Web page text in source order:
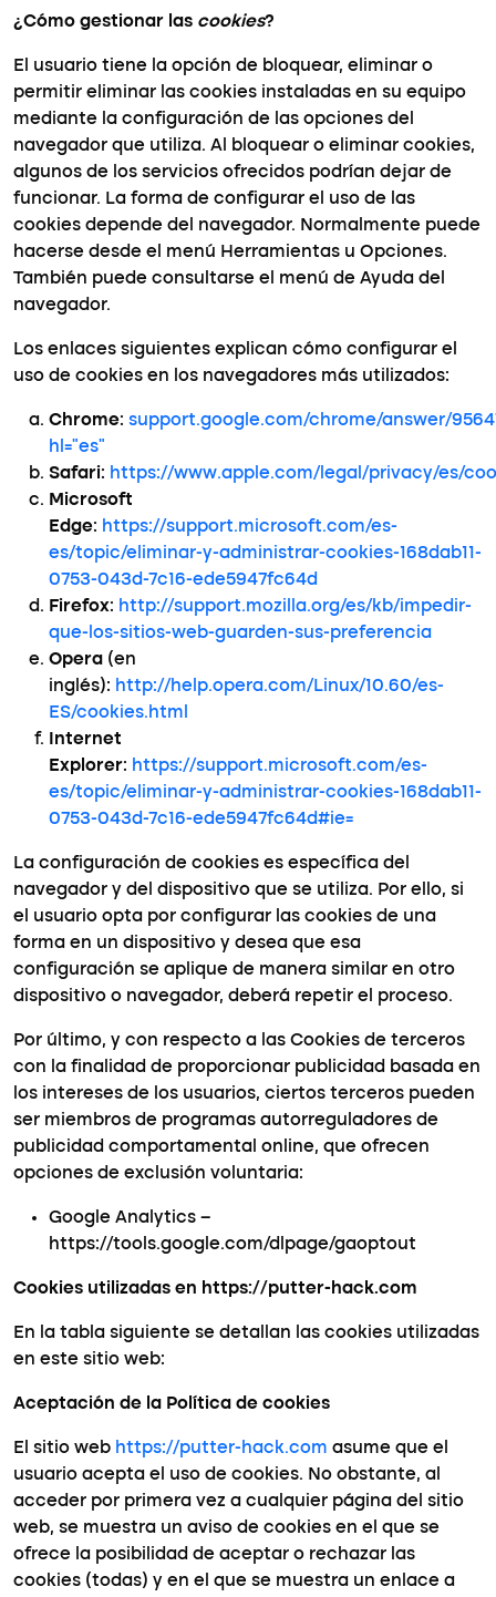
¿Cómo gestionar las cookies?
El usuario tiene la opción de bloquear, eliminar o
permitir eliminar las cookies instaladas en su equipo
mediante la configuración de las opciones del
navegador que utiliza. Al bloquear o eliminar cookies,
algunos de los servicios ofrecidos podrían dejar de
funcionar. La forma de configurar el uso de las
cookies depende del navegador. Normalmente puede
hacerse desde el menú Herramientas u Opciones.
También puede consultarse el menú de Ayuda del
navegador.
Los enlaces siguientes explican cómo configurar el
uso de cookies en los navegadores más utilizados:
Chrome: support.google.com/chrome/answer/
hl=”es”
Safari: https://www.apple.com/legal/privacy/es/
Microsoft
Edge: https://support.microsoft.com/es-
es/topic/eliminar-y-administrar-cookies-168dab11-
0753-043d-7c16-ede5947fc64d
Firefox: http://support.mozilla.org/es/kb/impedir-
que-los-sitios-web-guarden-sus-preferencia
Opera (en
inglés): http://help.opera.com/Linux/10.60/es-
ES/cookies.html
Internet
Explorer: https://support.microsoft.com/es-
es/topic/eliminar-y-administrar-cookies-168dab11-
0753-043d-7c16-ede5947fc64d#ie=
La configuración de cookies es específica del
navegador y del dispositivo que se utiliza. Por ello, si
el usuario opta por configurar las cookies de una
forma en un dispositivo y desea que esa
configuración se aplique de manera similar en otro
dispositivo o navegador, deberá repetir el proceso.
Por último, y con respecto a las Cookies de terceros
con la finalidad de proporcionar publicidad basada en
los intereses de los usuarios, ciertos terceros pueden
ser miembros de programas autorreguladores de
publicidad comportamental online, que ofrecen
opciones de exclusión voluntaria:
Google Analytics –
https://tools.google.com/dlpage/gaoptout
Cookies utilizadas en https://putter-hack.com
En la tabla siguiente se detallan las cookies utilizadas
en este sitio web:
Aceptación de la Política de cookies
El sitio web https://putter-hack.com asume que el
usuario acepta el uso de cookies. No obstante, al
acceder por primera vez a cualquier página del sitio
web, se muestra un aviso de cookies en el que se
ofrece la posibilidad de aceptar o rechazar las
cookies (todas) y en el que se muestra un enlace a